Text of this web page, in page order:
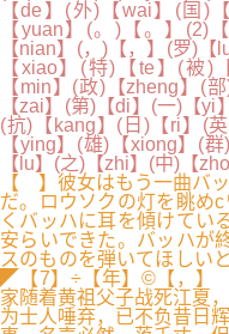
【de】(外)【wai】(国)
【yuan】(。)【。】(2)
【nian】(，)【，】(罗)【
【xiao】(特)【te】(被
【min】(政)【zheng】(
【zai】(第)【di】(一)【yi
(抗)【kang】(日)【ri】(
【ying】(雄)【xiong】(
【lu】(之)【zhi】(中)【
【 】彼女はもう一曲バ
だ。ロウソクの灯を眺め
くバッハに耳を傾けてい
安らいできた。バッハが
スのものを弾いてほし
◤【7】÷【年】©【，
家随着黄祖父子战死江夏
为士人唾弃，已不负昔日